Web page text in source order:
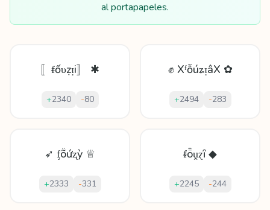
al portapapeles.
〚ᵮốυẓᴉi〛 ✱
+2340 -80
✊ XᶠỗúʑᴉâX ✿
+2494 -283
➶ ᶂṏứʐỳ ♕
+2333 -331
ᵮȫṷɀȋ ◆
+2245 -244